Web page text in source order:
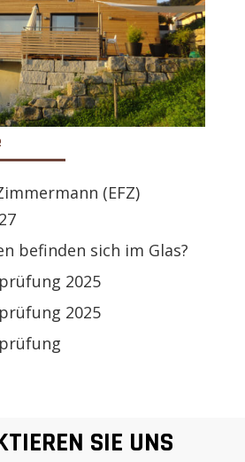
(EFZ)
befinden sich im Glas?
2025
2025
SIE UNS